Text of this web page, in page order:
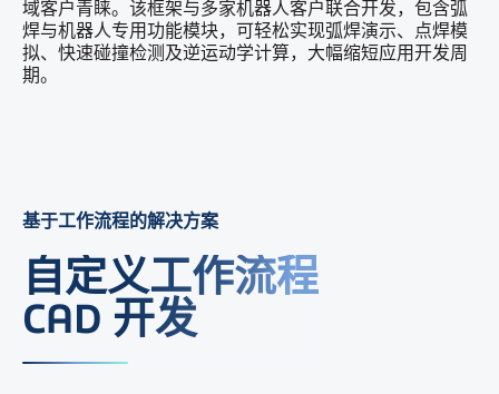
域客户青睐。该框架与多家机器人客户联合开发，包含弧
焊与机器人专用功能模块，可轻松实现弧焊演示、点焊模
拟、快速碰撞检测及逆运动学计算，大幅缩短应用开发周
期。
基于工作流程的解决方案
自定义工作流程
CAD 开发